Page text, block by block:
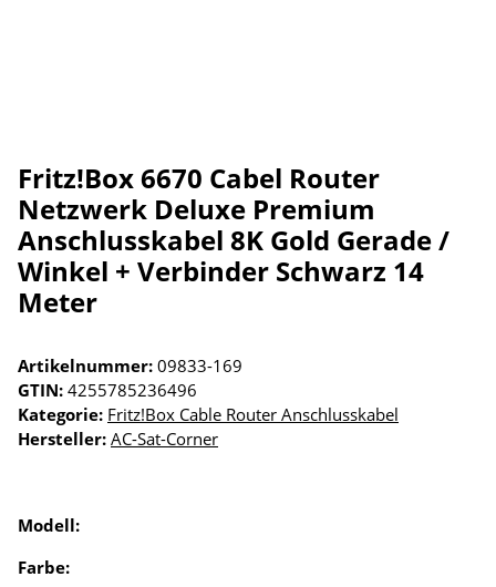
Fritz!Box 6670 Cabel Router
Netzwerk Deluxe Premium
Anschlusskabel 8K Gold Gerade /
Winkel + Verbinder Schwarz 14
Meter
Artikelnummer: 09833-169
GTIN: 4255785236496
Kategorie: Fritz!Box Cable Router Anschlusskabel
Hersteller: AC-Sat-Corner
Modell:
Farbe: